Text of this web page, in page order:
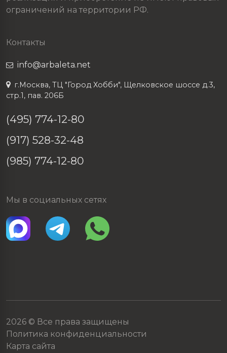
ограничений на территории РФ.
Контакты
info@arbaleta.net
г.Москва, ТЦ "Город Хобби", Щелковское шоссе д.3,
стр.1, пав. 206Б
(495) 774-12-80
(917) 528-32-48
(985) 774-12-80
Мы в социальных сетях
2026 © Все права защищены
Политика конфиденциальности
Карта сайта